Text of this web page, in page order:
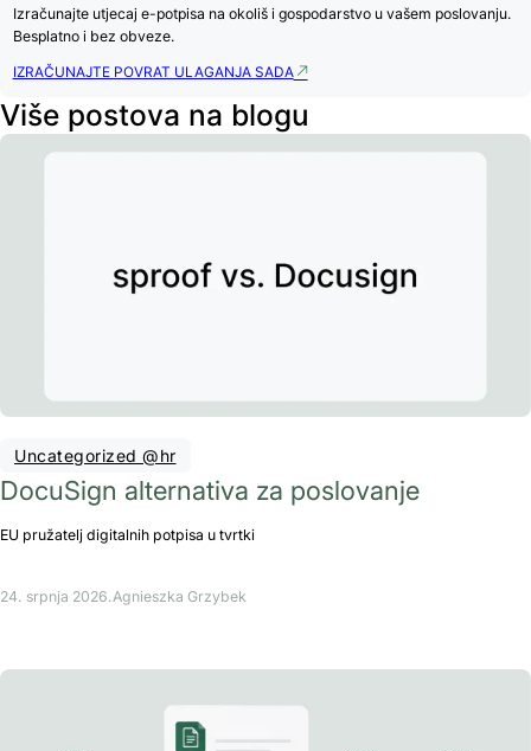
Izračunajte utjecaj e-potpisa na okoliš i gospodarstvo u vašem poslovanju.
Besplatno i bez obveze.
IZRAČUNAJTE POVRAT ULAGANJA SADA
Više postova na blogu
Uncategorized @hr
DocuSign alternativa za poslovanje
EU pružatelj digitalnih potpisa u tvrtki
24. srpnja 2026. Agnieszka Grzybek